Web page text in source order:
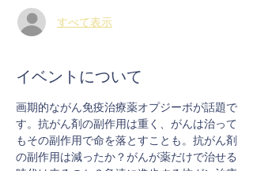
すべて表示
イベントについて
画期的ながん免疫治療薬オプジーボが話題で
す。抗がん剤の副作用は重く、がんは治って
もその副作用で命を落とすことも。抗がん剤
の副作用は減ったか？がんが薬だけで治せる